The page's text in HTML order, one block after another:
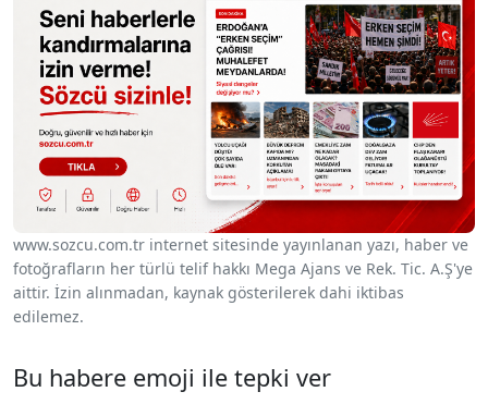
www.sozcu.com.tr internet sitesinde yayınlanan yazı, haber ve
fotoğrafların her türlü telif hakkı Mega Ajans ve Rek. Tic. A.Ş'ye
aittir. İzin alınmadan, kaynak gösterilerek dahi iktibas
edilemez.
Bu habere emoji ile tepki ver